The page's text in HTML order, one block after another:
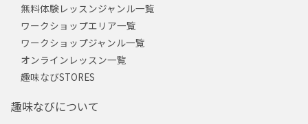
無料体験レッスンジャンル一覧
ワークショップエリア一覧
ワークショップジャンル一覧
オンラインレッスン一覧
趣味なびSTORES
趣味なびについて